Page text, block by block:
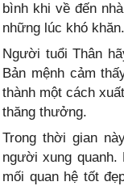
bình khi về đến
những lúc khó
Người tuổi Thân
Bản mệnh cảm
thành một cách
thăng thưởng.
Trong thời gian
người xung
mối quan hệ tốt